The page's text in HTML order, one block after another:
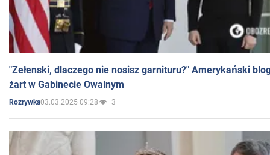
"Zełenski, dlaczego nie nosisz garnituru?" Amerykański
żart w Gabinecie Owalnym
Rozrywka03.03.2025 09:28 3